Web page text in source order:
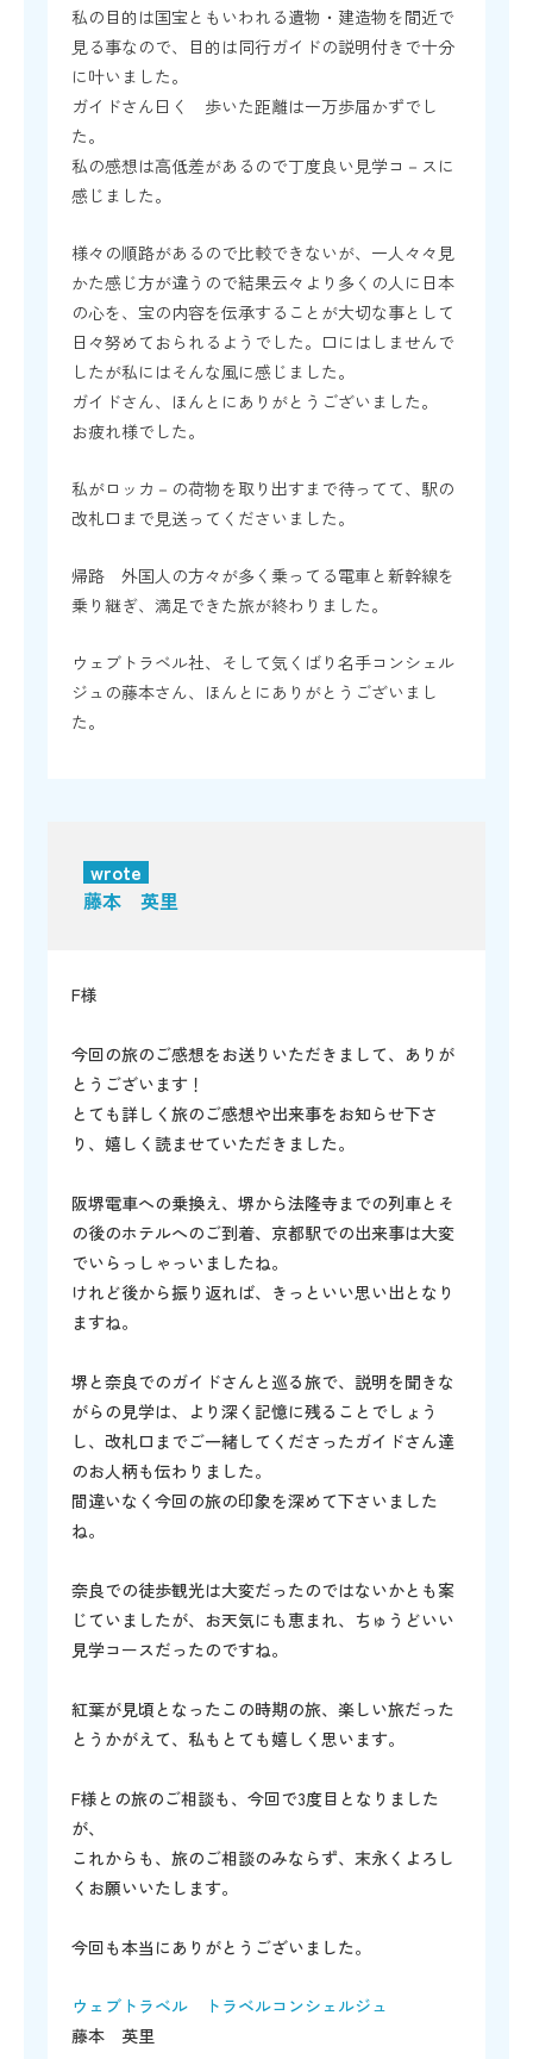
私の目的は国宝ともいわれる遺物・建造物を間近で
見る事なので、目的は同行ガイドの説明付きで十分
に叶いました。
ガイドさん曰く 歩いた距離は一万歩届かずでし
た。
私の感想は高低差があるので丁度良い見学コ－スに
感じました。
様々の順路があるので比較できないが、一人々々見
かた感じ方が違うので結果云々より多くの人に日本
の心を、宝の内容を伝承することが大切な事として
日々努めておられるようでした。口にはしませんで
したが私にはそんな風に感じました。
ガイドさん、ほんとにありがとうございました。
お疲れ様でした。
私がロッカ－の荷物を取り出すまで待ってて、駅の
改札口まで見送ってくださいました。
帰路 外国人の方々が多く乗ってる電車と新幹線を
乗り継ぎ、満足できた旅が終わりました。
ウェブトラベル社、そして気くばり名手コンシェル
ジュの藤本さん、ほんとにありがとうございまし
た。
wrote
藤本 英里
F様
今回の旅のご感想をお送りいただきまして、ありが
とうございます！
とても詳しく旅のご感想や出来事をお知らせ下さ
り、嬉しく読ませていただきました。
阪堺電車への乗換え、堺から法隆寺までの列車とそ
の後のホテルへのご到着、京都駅での出来事は大変
でいらっしゃっいましたね。
けれど後から振り返れば、きっといい思い出となり
ますね。
堺と奈良でのガイドさんと巡る旅で、説明を聞きな
がらの見学は、より深く記憶に残ることでしょう
し、改札口までご一緒してくださったガイドさん達
のお人柄も伝わりました。
間違いなく今回の旅の印象を深めて下さいました
ね。
奈良での徒歩観光は大変だったのではないかとも案
じていましたが、お天気にも恵まれ、ちゅうどいい
見学コースだったのですね。
紅葉が見頃となったこの時期の旅、楽しい旅だった
とうかがえて、私もとても嬉しく思います。
F様との旅のご相談も、今回で3度目となりました
が、
これからも、旅のご相談のみならず、末永くよろし
くお願いいたします。
今回も本当にありがとうございました。
ウェブトラベル トラベルコンシェルジュ
藤本 英里